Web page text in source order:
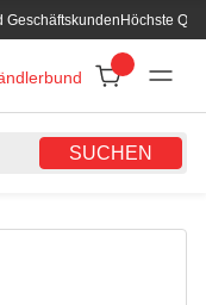
GeschäftskundenHöchste
SUCHEN